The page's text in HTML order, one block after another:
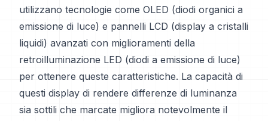
utilizzano tecnologie come OLED (diodi organici a
emissione di luce) e pannelli LCD (display a cristalli
liquidi) avanzati con miglioramenti della
retroilluminazione LED (diodi a emissione di luce)
per ottenere queste caratteristiche. La capacità di
questi display di rendere differenze di luminanza
sia sottili che marcate migliora notevolmente il